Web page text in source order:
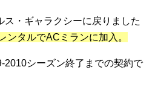
ス・ギャラクシーに戻りました
ンタルでACミランに加入。
2010シーズン終了までの契約で